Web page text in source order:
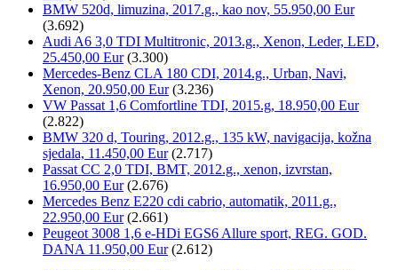
BMW 520d, limuzina, 2017.g., kao nov, 55.950,00 Eur
(3.692)
Audi A6 3,0 TDI Multitronic, 2013.g., Xenon, Leder, LED,
25.450,00 Eur (3.300)
Mercedes-Benz CLA 180 CDI, 2014.g., Urban, Navi,
Xenon, 20.950,00 Eur (3.236)
VW Passat 1,6 Comfortline TDI, 2015.g, 18.950,00 Eur
(2.822)
BMW 320 d, Touring, 2012.g., 135 kW, navigacija, kožna
sjedala, 11.450,00 Eur (2.717)
Passat CC 2,0 TDI, BMT, 2012.g., xenon, izvrstan,
16.950,00 Eur (2.676)
Mercedes Benz E220 cdi cabrio, automatik, 2011.g.,
22.950,00 Eur (2.661)
Peugeot 3008 1,6 e-HDi EGS6 Allure sport, REG. GOD.
DANA 11.950,00 Eur (2.612)